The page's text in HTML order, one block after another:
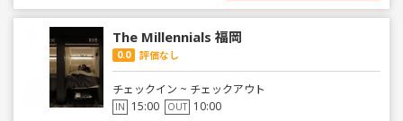
The Millennials 福岡
0.0 評価なし
チェックイン ~ チェックアウト
IN 15:00 OUT 10:00